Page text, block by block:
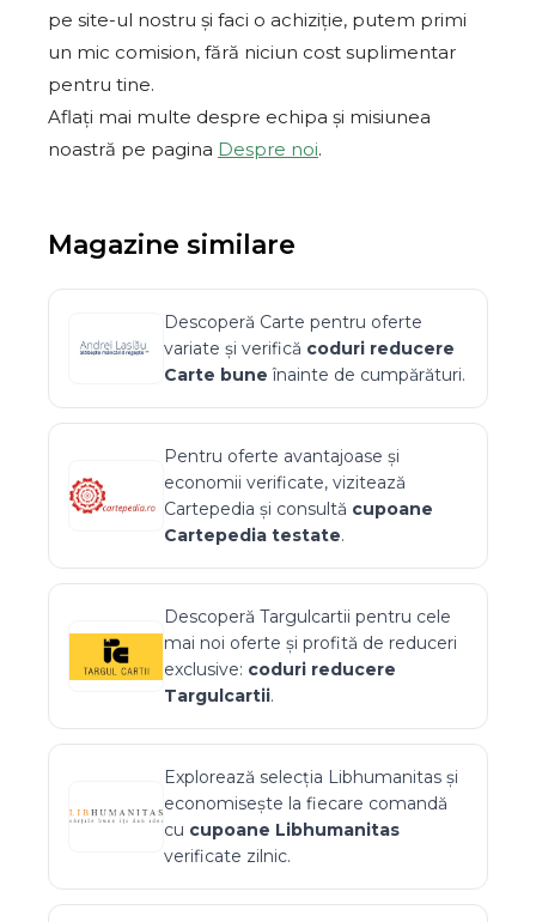
pe site-ul nostru și faci o achiziție, putem primi
un mic comision, fără niciun cost suplimentar
pentru tine.
Aflați mai multe despre echipa și misiunea
noastră pe pagina Despre noi.
Magazine similare
Descoperă Carte pentru oferte
variate și verifică coduri reducere
Carte bune înainte de cumpărături.
Pentru oferte avantajoase și
economii verificate, vizitează
Cartepedia și consultă cupoane
Cartepedia testate.
Descoperă Targulcartii pentru cele
mai noi oferte și profită de reduceri
exclusive: coduri reducere
Targulcartii.
Explorează selecția Libhumanitas și
economisește la fiecare comandă
cu cupoane Libhumanitas
verificate zilnic.